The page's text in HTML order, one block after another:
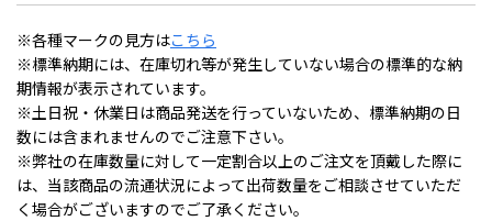
※各種マークの見方はこちら
※標準納期には、在庫切れ等が発生していない場合の標準的な納
期情報が表示されています。
※土日祝・休業日は商品発送を行っていないため、標準納期の日
数には含まれませんのでご注意下さい。
※弊社の在庫数量に対して一定割合以上のご注文を頂戴した際に
は、当該商品の流通状況によって出荷数量をご相談させていただ
く場合がございますのでご了承ください。